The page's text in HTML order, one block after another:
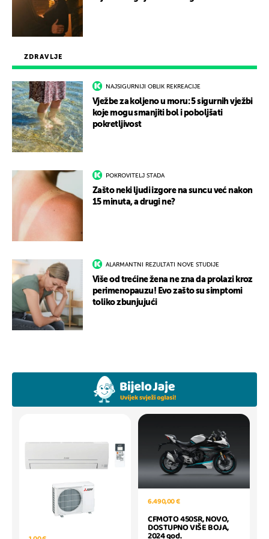
ZDRAVLJE
NAJSIGURNIJI OBLIK REKREACIJE
Vježbe za koljeno u moru: 5 sigurnih vježbi
koje mogu smanjiti bol i poboljšati
pokretljivost
POKROVITELJ STADA
Zašto neki ljudi izgore na suncu već nakon
15 minuta, a drugi ne?
ALARMANTNI REZULTATI NOVE STUDIJE
Više od trećine žena ne zna da prolazi kroz
perimenopauzu! Evo zašto su simptomi
toliko zbunjujući
6.490,00 €
CFMOTO 450SR, NOVO,
DOSTUPNO VIŠE BOJA,
2024 god.